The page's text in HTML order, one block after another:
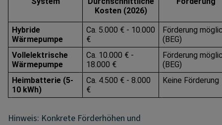
Kosten (2026)
Hybride
Wärmepumpe
Ca. 5.000 € - 10.000
€
Förderung
(BEG)
Vollelektrische
Wärmepumpe
Ca. 10.000 € -
18.000 €
Förderung
(BEG)
Heimbatterie (5-
10 kWh)
Ca. 4.500 € - 8.000
€
Keine Förderung
Hinweis: Konkrete Förderhöhen und